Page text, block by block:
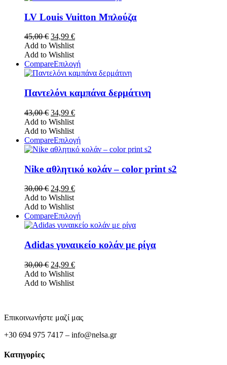
έχει
πολλαπλές
να
επιλεγούν
σελίδα
LV Louis Vuitton Μπλούζα
45,00€ Original
price
was:
45,00 €.
34,99 €Η
είναι:
34,99 €.
Add to Wishlist
Add to Wishlist
CompareΕπιλογήΑυτό
το
έχει
πολλαπλές
να
επιλεγούν
στη
σελίδα
Παντελόνι καμπάνα δερμάτινη
43,00€ Original
price
was:
43,00 €.
34,99 €Η
είναι:
34,99 €.
Add to Wishlist
Add to Wishlist
CompareΕπιλογήΑυτό
το
έχει
πολλαπλές
να
επιλεγούν
στη
σελίδα
Nike αθλητικό κολάν – color print s2
30,00€ Original
price
was:
30,00 €.
24,99 €Η
είναι:
24,99 €.
Add to Wishlist
Add to Wishlist
CompareΕπιλογήΑυτό
το
έχει
πολλαπλές
στη
του
Adidas γυναικείο κολάν με ρίγα
30,00€ Original
price
was:
24,99 €Η
Add to Wishlist
Add to Wishlist
Επικοινωνήστε μαζί μας
+30 694 975 7417 – info@nelsa.gr
Κατηγορίες